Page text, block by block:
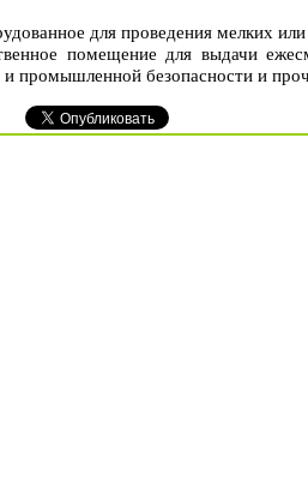
для проведения мелких
помещение для выдачи
промышленной безопасности и